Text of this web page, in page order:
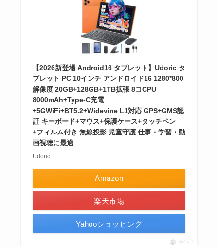
【2026新登場 Android16 タブレット】Udoric タ
ブレット PC 10インチ アンドロイド16 1280*800
解像度 20GB+128GB+1TB拡張 8コCPU
8000mAh+Type-C充電
+5GWiFi+BT5.2+Widevine L1対応 GPS+GMS認
証 キーボード+マウス+保護ケース+タッチペン
+フィルム付き 無線投影 児童守護 仕事・学習・動
画視聴に最適
Udoric
Amazon
楽天市場
Yahooショッピング
ポチップ